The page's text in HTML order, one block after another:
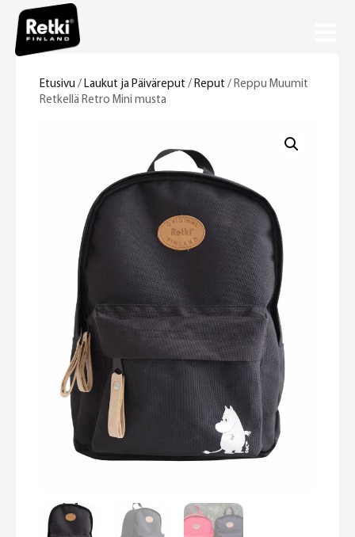
Etusivu / Laukut ja Päiväreput / Reput / Reppu Muumit
Retkellä Retro Mini musta